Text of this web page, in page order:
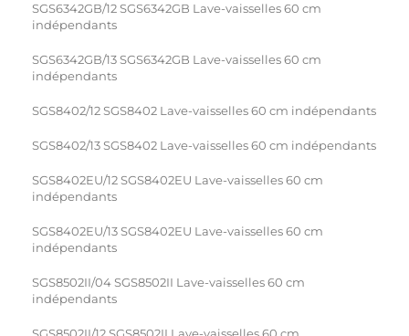
SGS6342GB/12 SGS6342GB Lave-vaisselles 60 cm
indépendants
SGS6342GB/13 SGS6342GB Lave-vaisselles 60 cm
indépendants
SGS8402/12 SGS8402 Lave-vaisselles 60 cm indépendants
SGS8402/13 SGS8402 Lave-vaisselles 60 cm indépendants
SGS8402EU/12 SGS8402EU Lave-vaisselles 60 cm
indépendants
SGS8402EU/13 SGS8402EU Lave-vaisselles 60 cm
indépendants
SGS8502II/04 SGS8502II Lave-vaisselles 60 cm
indépendants